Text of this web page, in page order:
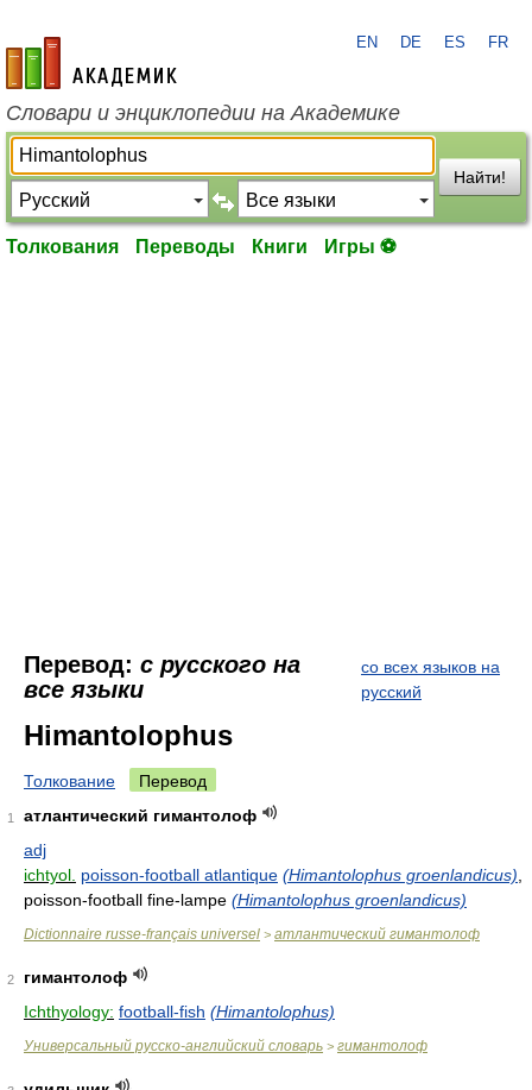
academic.ru
EN DE ES FR
Словари и энциклопедии на Академике
Найти!
Толкования Переводы Книги Игры ⚽
Перевод: с русского на
все языки
со всех языков на
русский
Himantolophus
Толкование Перевод
1
атлантический гимантолоф
adj
ichtyol. poisson-football atlantique (Himantolophus groenlandicus)
poisson-football fine-lampe (Himantolophus groenlandicus)
Dictionnaire russe-français universel > атлантический гимантолоф
2
гимантолоф
Ichthyology: football-fish (Himantolophus)
Универсальный русско-английский словарь > гимантолоф